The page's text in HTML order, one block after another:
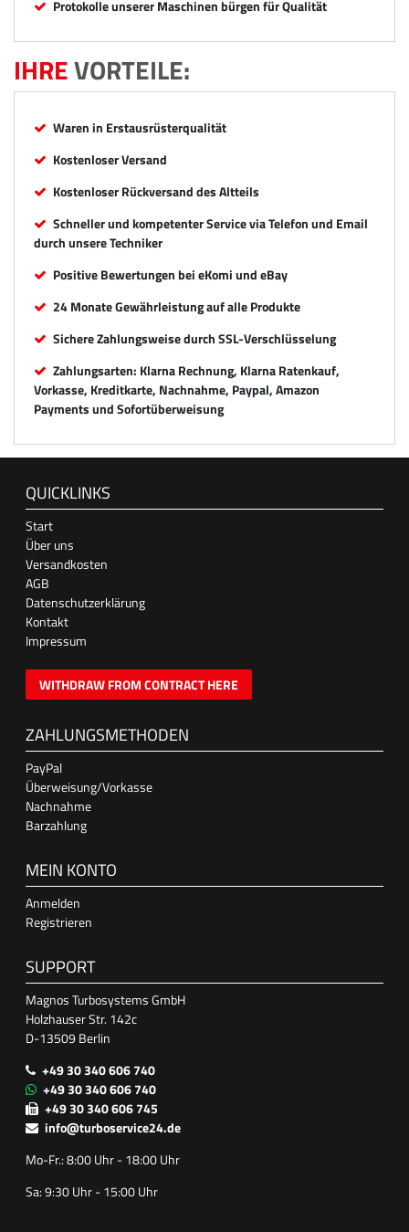
Protokolle unserer Maschinen bürgen für Qualität
IHREVORTEILE:
Waren in Erstausrüsterqualität
Kostenloser Versand
Kostenloser Rückversand des Altteils
Schneller und kompetenter Service via Telefon und Email
durch unsere Techniker
Positive Bewertungen bei eKomi und eBay
24 Monate Gewährleistung auf alle Produkte
Sichere Zahlungsweise durch SSL-Verschlüsselung
Zahlungsarten: Klarna Rechnung, Klarna Ratenkauf,
Vorkasse, Kreditkarte, Nachnahme, Paypal, Amazon
Payments und Sofortüberweisung
QUICKLINKS
Start
Über uns
Versandkosten
AGB
Datenschutzerklärung
Kontakt
Impressum
WITHDRAW FROM CONTRACT HERE
ZAHLUNGSMETHODEN
PayPal
Überweisung/Vorkasse
Nachnahme
Barzahlung
MEIN KONTO
Anmelden
Registrieren
SUPPORT
Magnos Turbosystems GmbH
Holzhauser Str. 142c
D-13509 Berlin
+49 30 340 606 740
+49 30 340 606 740
+49 30 340 606 745
info@turboservice24.de
Mo-Fr.: 8:00 Uhr - 18:00 Uhr
Sa: 9:30 Uhr - 15:00 Uhr